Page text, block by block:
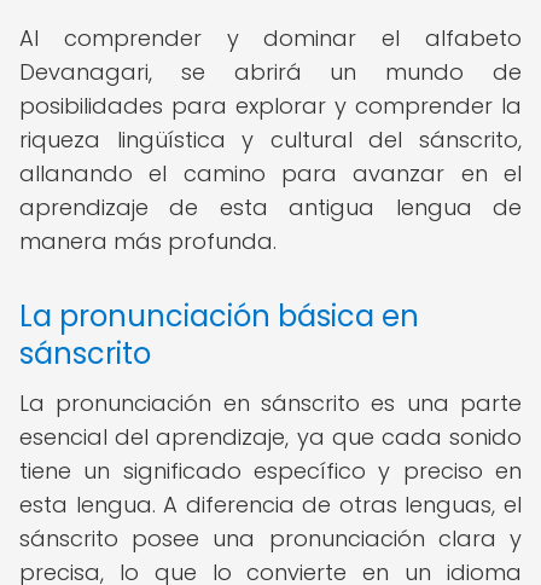
Al comprender y dominar el alfabeto
Devanagari, se abrirá un mundo de
posibilidades para explorar y comprender la
riqueza lingüística y cultural del sánscrito,
allanando el camino para avanzar en el
aprendizaje de esta antigua lengua de
manera más profunda.
La pronunciación básica en
sánscrito
La pronunciación en sánscrito es una parte
esencial del aprendizaje, ya que cada sonido
tiene un significado específico y preciso en
esta lengua. A diferencia de otras lenguas, el
sánscrito posee una pronunciación clara y
precisa, lo que lo convierte en un idioma